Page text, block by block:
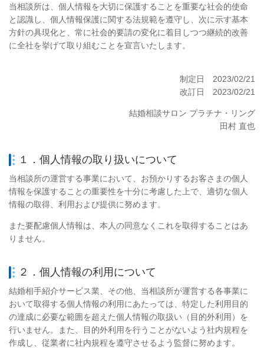
当相談所は、個人情報を大切に保護することを重要な社会的使命
と認識し、個人情報保護に関する法規範を遵守し、次に示す基本
方針の具現化と、常に社会的要請の変化に着目しつつ継続的改善
に全社を挙げて取り組むことを宣言いたします。
制定日 2023/02/21
改訂日 2023/02/21
結婚相談サロン プラチナ・リング
田村 直也
１．個人情報の取り扱いについて
当相談所の運営する事業において、お預かりするお客さまの個人
情報を保護することの重要性を十分に考慮した上で、適切な個人
情報の取得、利用および提供に努めます。
また要配慮個人情報は、本人の同意なくこれを取得することはあ
りません。
２．個人情報の利用について
結婚相手紹介サービス業、その他、 当相談所が運営する各事業に
おいて取得する個人情報の利用にあたっては、特定した利用目的
の達成に必要な範囲を超えた個人情報の取扱い（目的外利用）を
行いません。また、目的外利用を行うことがないよう社内規程を
作成し、従業者に社内規程を遵守させるよう監督に努めます。